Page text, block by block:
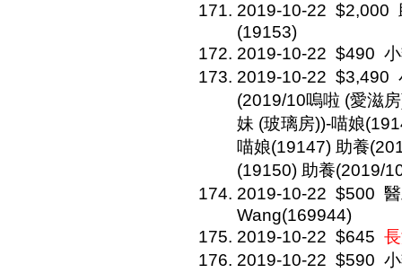
2019-10-22 $2,000
(19153)
2019-10-22 $490
2019-10-22 $3,490
(2019/10嗚啦 (愛滋
妹 (玻璃房))-喵娘
喵娘(19147) 助養
(19150) 助養(2019/
2019-10-22 $500
Wang(169944)
2019-10-22 $645
2019-10-22 $590